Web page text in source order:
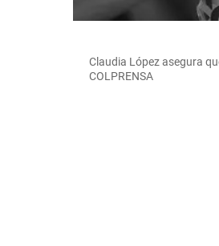
Claudia López asegura
COLPRENSA